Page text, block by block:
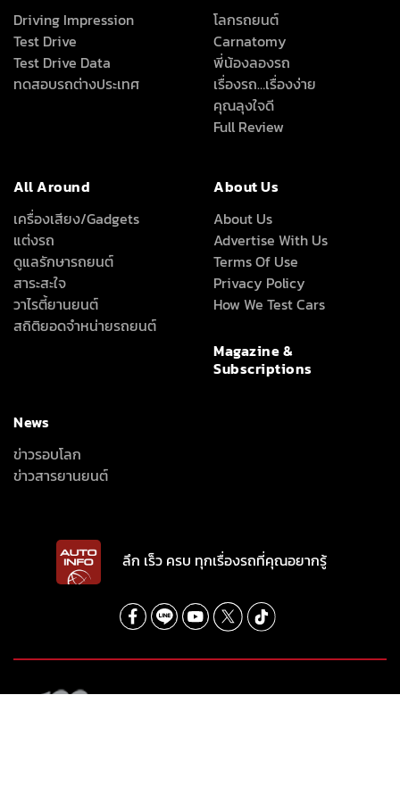
Driving Impression
Test Drive
Test Drive Data
ทดสอบรถต่างประเทศ
โลกรถยนต์
Carnatomy
พี่น้องลองรถ
เรื่องรถ…เรื่องง่าย
คุณลุงใจดี
Full Review
All Around
เครื่องเสียง/Gadgets
แต่งรถ
ดูแลรักษารถยนต์
สาระสะใจ
วาไรตี้ยานยนต์
สถิติยอดจำหน่ายรถยนต์
About Us
About Us
Advertise With Us
Terms Of Use
Privacy Policy
How We Test Cars
Magazine &
Subscriptions
News
ข่าวรอบโลก
ข่าวสารยานยนต์
ลึก เร็ว ครบ ทุกเรื่องรถที่คุณอยากรู้